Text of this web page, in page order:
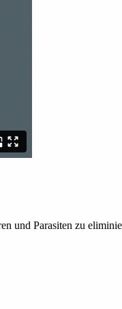
Parasiten zu